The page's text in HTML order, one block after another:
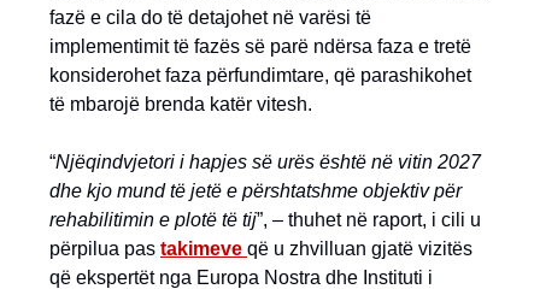
fazë e cila do të detajohet në varësi të
implementimit të fazës së parë ndërsa faza e tretë
konsiderohet faza përfundimtare, që parashikohet
të mbarojë brenda katër vitesh.
“Njëqindvjetori i hapjes së urës është në vitin 2027
dhe kjo mund të jetë e përshtatshme objektiv për
rehabilitimin e plotë të tij”, – thuhet në raport, i cili u
përpilua pas takimeve që u zhvilluan gjatë vizitës
që ekspertët nga Europa Nostra dhe Instituti i